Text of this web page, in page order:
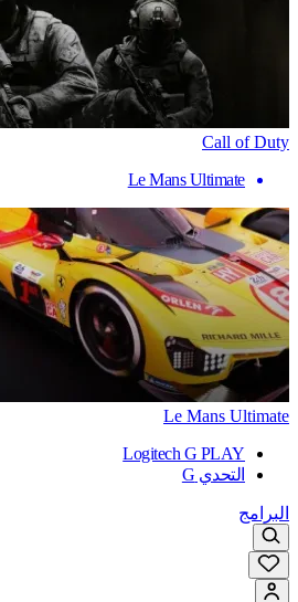
Call of Duty
Le Mans Ultimate
Le Mans Ultimate
Logitech G PLAY
التحدي G
البرامج